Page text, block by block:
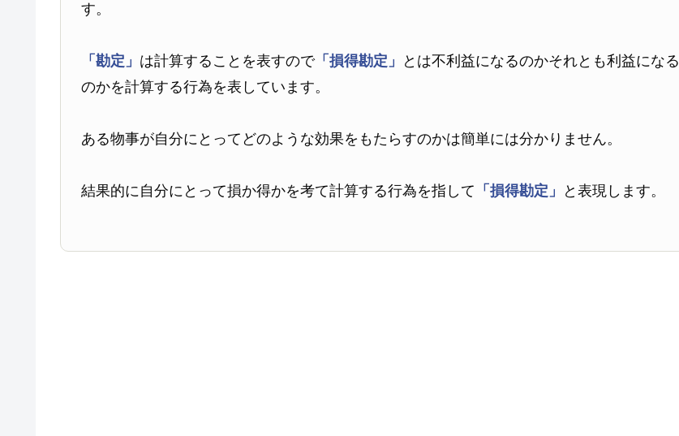
す。
「勘定」 は計算することを表すので「損得勘定」
とは不利益になるのかそれとも利益になる
のかを計算する行為を表しています。
ある物事が自分にとってどのような効果をもたらすのかは簡単には分かりません。
結果的に自分にとって損か得かを考て計算する行為を指して 「損得勘定」 と表現します。